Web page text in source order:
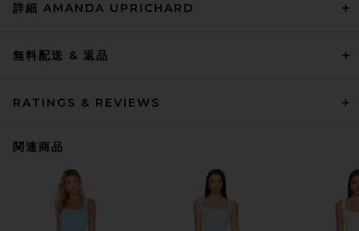
詳細 AMANDA UPRICHARD
無料配送 & 返品
RATINGS & REVIEWS
関連商品